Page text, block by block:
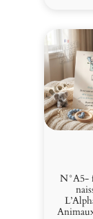
N°A5-